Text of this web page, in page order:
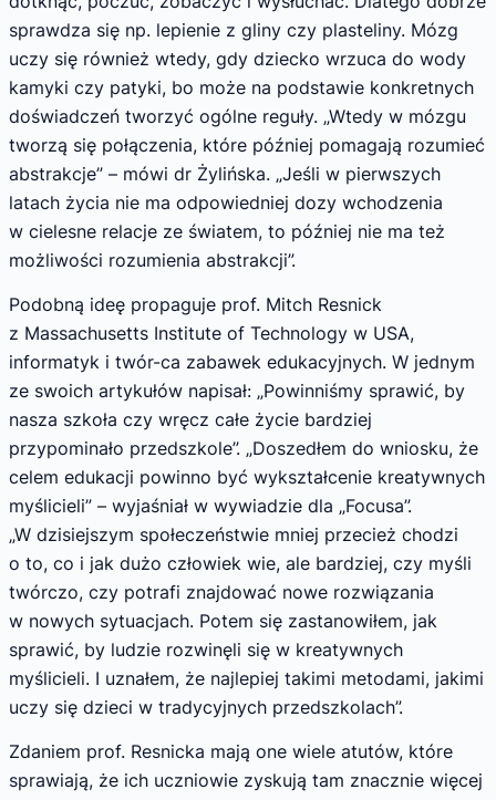
sprawdza się np. lepienie z gliny czy plasteliny. Mózg
uczy się również wtedy, gdy dziecko wrzuca do wody
kamyki czy patyki, bo może na podstawie konkretnych
doświadczeń tworzyć ogólne reguły. „Wtedy w mózgu
tworzą się połączenia, które później pomagają rozumieć
abstrakcje” – mówi dr Żylińska. „Jeśli w pierwszych
latach życia nie ma odpowiedniej dozy wchodzenia
w cielesne relacje ze światem, to później nie ma też
możliwości rozumienia abstrakcji”.
Podobną ideę propaguje prof. Mitch Resnick
z Massachusetts Institute of Technology w USA,
informatyk i twór-ca zabawek edukacyjnych. W jednym
ze swoich artykułów napisał: „Powinniśmy sprawić, by
nasza szkoła czy wręcz całe życie bardziej
przypominało przedszkole”. „Doszedłem do wniosku, że
celem edukacji powinno być wykształcenie kreatywnych
myślicieli” – wyjaśniał w wywiadzie dla „Focusa”.
„W dzisiejszym społeczeństwie mniej przecież chodzi
o to, co i jak dużo człowiek wie, ale bardziej, czy myśli
twórczo, czy potrafi znajdować nowe rozwiązania
w nowych sytuacjach. Potem się zastanowiłem, jak
sprawić, by ludzie rozwinęli się w kreatywnych
myślicieli. I uznałem, że najlepiej takimi metodami, jakimi
uczy się dzieci w tradycyjnych przedszkolach”.
Zdaniem prof. Resnicka mają one wiele atutów, które
sprawiają, że ich uczniowie zyskują tam znacznie więcej